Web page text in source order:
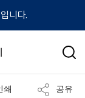
니다.
검
쇄 공유